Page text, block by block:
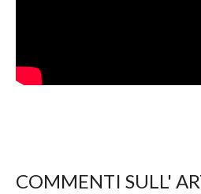
COMMENTI SULL'